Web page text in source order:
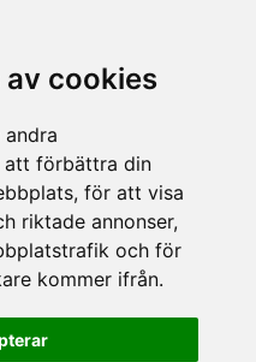
cookies
att förbättra din
för att visa
riktade annonser,
och för
kommer ifrån.